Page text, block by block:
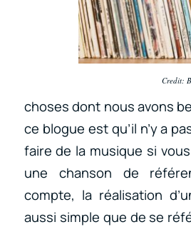
Credit:
choses dont nous avons
ce blogue est qu’il n’y a
faire de la musique si
une chanson de
compte, la réalisation
aussi simple que de se